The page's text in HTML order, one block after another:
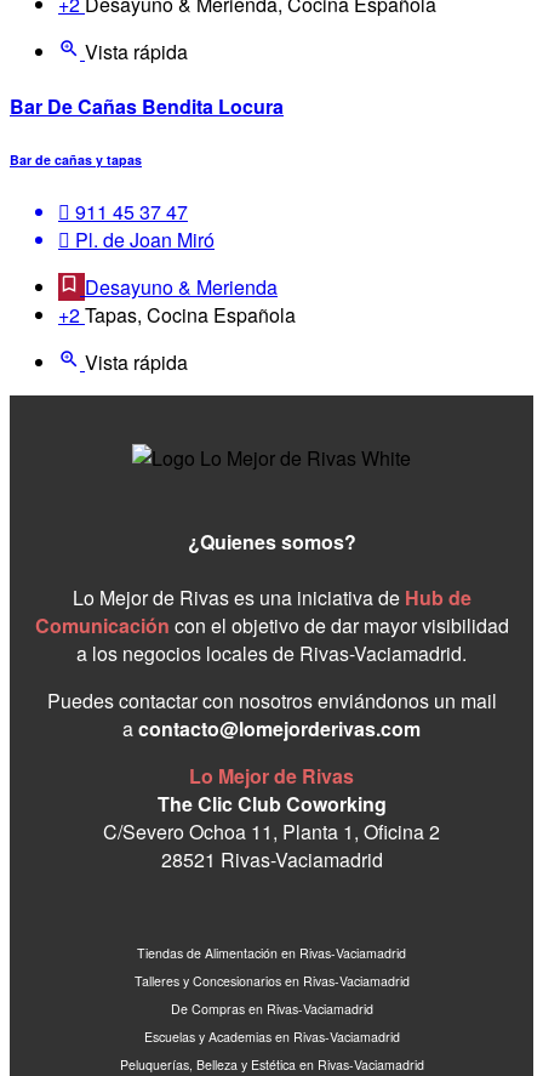
Vista rápida
Bar De Cañas Bendita Locura
Bar de cañas y tapas
911 45 37 47
Pl. de Joan Miró
Desayuno & Merienda
+2Tapas, Cocina Española
Vista rápida
¿Quienes somos?
Lo Mejor de Rivas es una iniciativa de Hub de
Comunicación con el objetivo de dar mayor visibilidad
a los negocios locales de Rivas-Vaciamadrid.
Puedes contactar con nosotros enviándonos un mail
acontacto@lomejorderivas.com
Lo Mejor de Rivas
The Clic Club Coworking
C/Severo Ochoa 11, Planta 1, Oficina 2
28521 Rivas-Vaciamadrid
Tiendas de Alimentación en Rivas-Vaciamadrid
Talleres y Concesionarios en Rivas-Vaciamadrid
De Compras en Rivas-Vaciamadrid
Escuelas y Academias en Rivas-Vaciamadrid
Peluquerías, Belleza y Estética en Rivas-Vaciamadrid